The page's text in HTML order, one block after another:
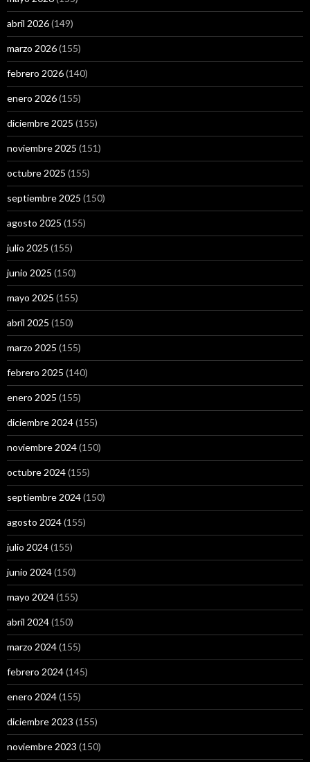
abril 2026(149)
marzo 2026(155)
febrero 2026(140)
enero 2026(155)
diciembre 2025 (155)
noviembre 2025 (151)
octubre 2025 (155)
septiembre 2025 (150)
agosto 2025 (155)
julio 2025 (155)
junio 2025 (150)
mayo 2025 (155)
abril 2025 (150)
marzo 2025 (155)
febrero 2025 (140)
enero 2025 (155)
diciembre 2024(155)
noviembre 2024(150)
octubre 2024(155)
septiembre 2024(150)
agosto 2024(155)
julio 2024(155)
junio 2024(150)
mayo 2024(155)
abril 2024(150)
marzo 2024(155)
febrero 2024(145)
enero 2024(155)
diciembre 2023 (155)
noviembre 2023 (150)